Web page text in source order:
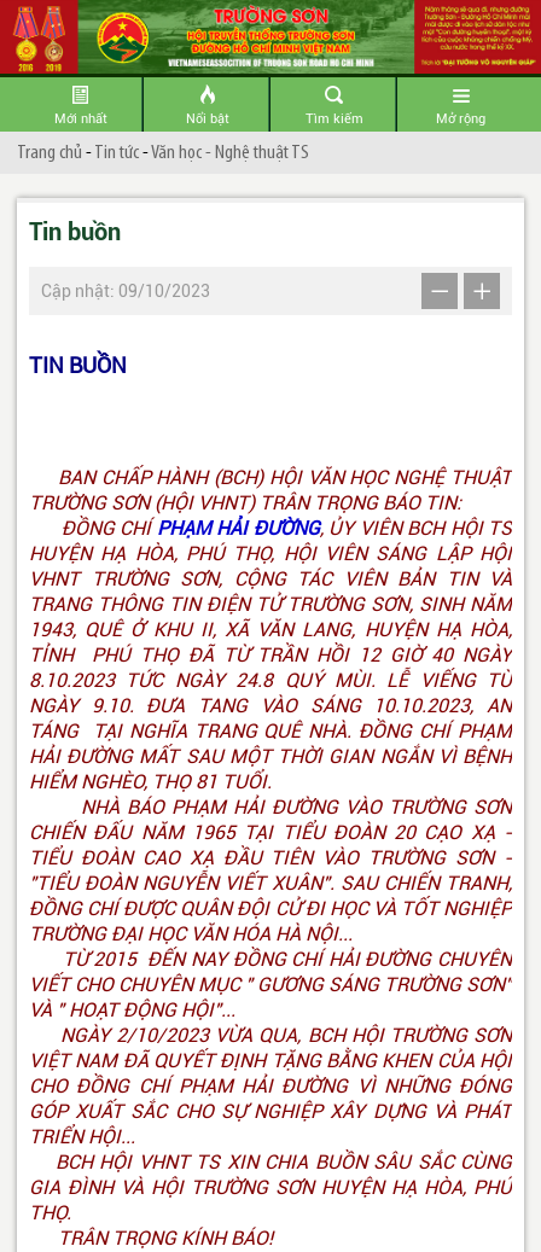
Mới nhất Nổi bật Tìm kiếm Mở rộng
Trang chủ -Tin tức-Văn học - Nghệ thuật TS
Tin buồn
Cập nhật: 09/10/2023
TIN BUỒN
BAN CHẤP HÀNH (BCH) HỘI VĂN HỌC NGHỆ THUẬT
TRƯỜNG SƠN (HỘI VHNT) TRÂN TRỌNG BÁO TIN:
ĐỒNG CHÍ PHẠM HẢI ĐƯỜNG, ỦY VIÊN BCH HỘI TS
HUYỆN HẠ HÒA, PHÚ THỌ, HỘI VIÊN SÁNG LẬP HỘI
VHNT TRƯỜNG SƠN, CỘNG TÁC VIÊN BẢN TIN VÀ
TRANG THÔNG TIN ĐIỆN TỬ TRƯỜNG SƠN, SINH NĂM
1943, QUÊ Ở KHU II, XÃ VĂN LANG, HUYỆN HẠ HÒA,
TỈNH PHÚ THỌ ĐÃ TỪ TRẦN HỒI 12 GIỜ 40 NGÀY
8.10.2023 TỨC NGÀY 24.8 QUÝ MÙI. LỄ VIẾNG TỪ
NGÀY 9.10. ĐƯA TANG VÀO SÁNG 10.10.2023, AN
TÁNG TẠI NGHĨA TRANG QUÊ NHÀ. ĐỒNG CHÍ PHẠM
HẢI ĐƯỜNG MẤT SAU MỘT THỜI GIAN NGẮN VÌ BỆNH
HIỂM NGHÈO, THỌ 81 TUỔI.
NHÀ BÁO PHẠM HẢI ĐƯỜNG VÀO TRƯỜNG SƠN
CHIẾN ĐẤU NĂM 1965 TẠI TIỂU ĐOÀN 20 CẠO XẠ -
TIỂU ĐOÀN CAO XẠ ĐẦU TIÊN VÀO TRƯỜNG SƠN -
"TIỂU ĐOÀN NGUYỄN VIẾT XUÂN". SAU CHIẾN TRANH,
ĐỒNG CHÍ ĐƯỢC QUÂN ĐỘI CỬ ĐI HỌC VÀ TỐT NGHIỆP
TRƯỜNG ĐẠI HỌC VĂN HÓA HÀ NỘI...
TỪ 2015 ĐẾN NAY ĐỒNG CHÍ HẢI ĐƯỜNG CHUYÊN
VIẾT CHO CHUYÊN MỤC " GƯƠNG SÁNG TRƯỜNG SƠN"
VÀ " HOẠT ĐỘNG HỘI"...
NGÀY 2/10/2023 VỪA QUA, BCH HỘI TRƯỜNG SƠN
VIỆT NAM ĐÃ QUYẾT ĐỊNH TẶNG BẰNG KHEN CỦA HỘI
CHO ĐỒNG CHÍ PHẠM HẢI ĐƯỜNG VÌ NHỮNG ĐÓNG
GÓP XUẤT SẮC CHO SỰ NGHIỆP XÂY DỰNG VÀ PHÁT
TRIỂN HỘI...
BCH HỘI VHNT TS XIN CHIA BUỒN SÂU SẮC CÙNG
GIA ĐÌNH VÀ HỘI TRƯỜNG SƠN HUYỆN HẠ HÒA, PHÚ
THỌ.
TRÂN TRỌNG KÍNH BÁO!